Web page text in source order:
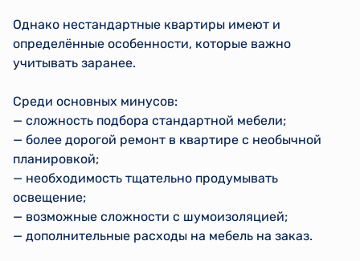
Однако нестандартные квартиры имеют и
определённые особенности, которые важно
учитывать заранее.
Среди основных минусов:
— сложность подбора стандартной мебели;
— более дорогой ремонт в квартире с необычной
планировкой;
— необходимость тщательно продумывать
освещение;
— возможные сложности с шумоизоляцией;
— дополнительные расходы на мебель на заказ.